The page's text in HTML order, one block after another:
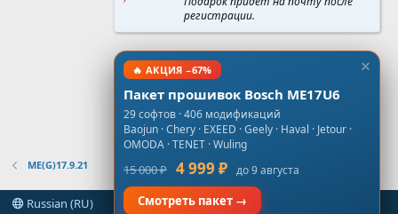
ME(G)17.9.21
Russian (RU)
регистрации.
🔥 АКЦИЯ −67%
Пакет прошивок Bosch ME17U6
29 софтов · 406 модификаций
Baojun · Chery · EXEED · Geely · Haval · Jetour ·
OMODA · TENET · Wuling
15 000 ₽ 4 999 ₽ до 9 августа
Смотреть пакет →